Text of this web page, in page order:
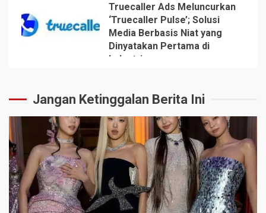
Truecaller Ads Meluncurkan
‘Truecaller Pulse’; Solusi
Media Berbasis Niat yang
Dinyatakan Pertama di
Industri
Jangan Ketinggalan Berita Ini